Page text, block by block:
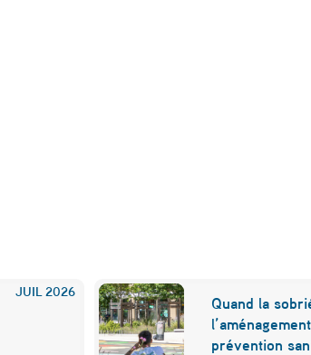
JUIL 2026
Quand la
prévention